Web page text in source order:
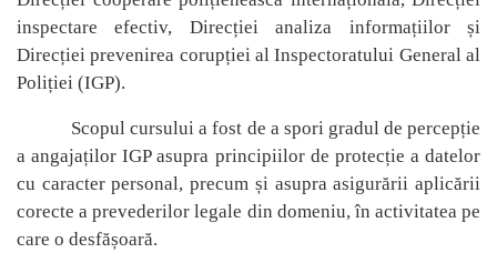
inspectare efectiv, Direcției analiza informațiilor și
Direcției prevenirea corupției al Inspectoratului General al
Poliției (IGP).
Scopul cursului a fost de a spori gradul de percepție
a angajaților IGP asupra principiilor de protecție a datelor
cu caracter personal, precum și asupra asigurării aplicării
corecte a prevederilor legale din domeniu, în activitatea pe
care o desfășoară.